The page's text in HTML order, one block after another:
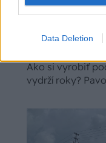
Data Deletion
Ako si vyrobiť
vydrží roky?